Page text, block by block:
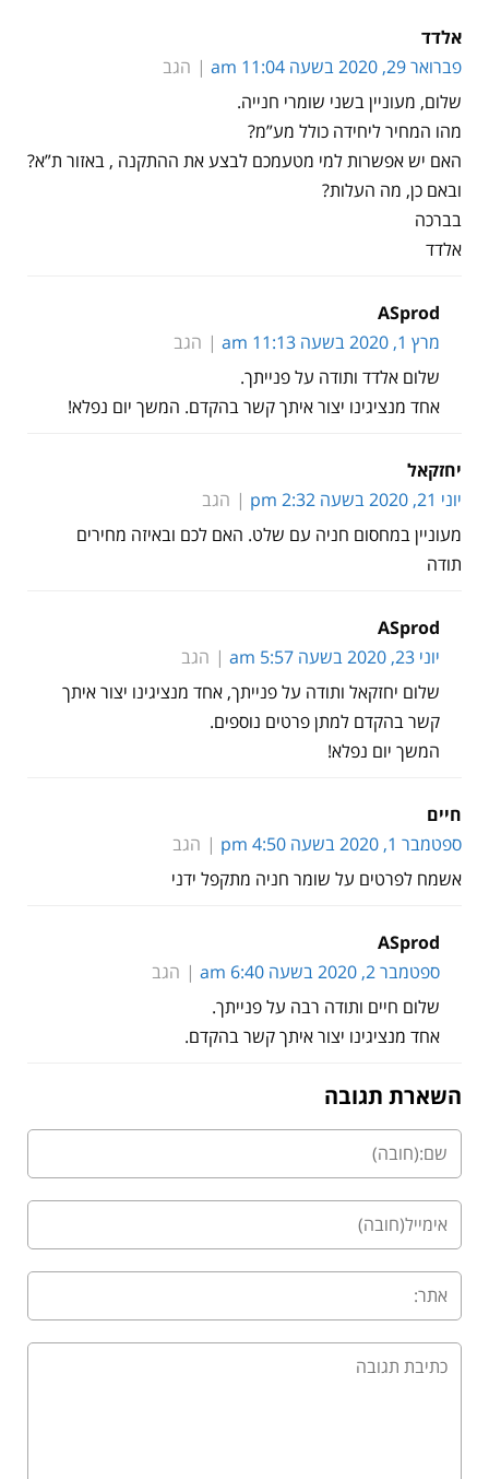
אלדד
פברואר 29, 2020 בשעה 11:04 am
הגב
שלום, מעוניין בשני שומרי חנייה.
מהו המחיר ליחידה כולל מע”מ?
האם יש אפשרות למי מטעמכם לבצע את ההתקנה , באזור ת”א?
ובאם כן, מה העלות?
בברכה
אלדד
ASprod
מרץ 1, 2020 בשעה 11:13 am
הגב
שלום אלדד ותודה על פנייתך.
אחד מנציגינו יצור איתך קשר בהקדם. המשך יום נפלא!
יחזקאל
יוני 21, 2020 בשעה 2:32 pm
הגב
מעוניין במחסום חניה עם שלט. האם לכם ובאיזה מחירים
תודה
ASprod
יוני 23, 2020 בשעה 5:57 am
הגב
שלום יחזקאל ותודה על פנייתך, אחד מנציגינו יצור איתך
קשר בהקדם למתן פרטים נוספים.
המשך יום נפלא!
חיים
ספטמבר 1, 2020 בשעה 4:50 pm
הגב
אשמח לפרטים על שומר חניה מתקפל ידני
ASprod
ספטמבר 2, 2020 בשעה 6:40 am
הגב
שלום חיים ותודה רבה על פנייתך.
אחד מנציגינו יצור איתך קשר בהקדם.
השארת תגובה